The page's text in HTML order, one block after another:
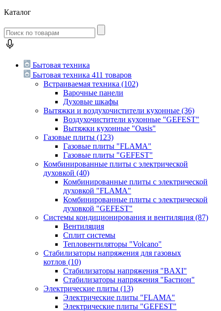
Каталог
Бытовая техника
Бытовая техника 411 товаров
Встраиваемая техника (102)
Варочные панели
Духовые шкафы
Вытяжки и воздухочистители кухонные (36)
Воздухочистители кухонные "GEFEST"
Вытяжки кухонные "Oasis"
Газовые плиты (123)
Газовые плиты "FLAMA"
Газовые плиты "GEFEST"
Комбинированные плиты с электрической
духовкой (40)
Комбинированные плиты с электрической
духовкой "FLAMA"
Комбинированные плиты с электрической
духовкой "GEFEST"
Системы кондиционирования и вентиляция (87)
Вентиляция
Сплит системы
Тепловентиляторы "Volcano"
Стабилизаторы напряжения для газовых
котлов (10)
Стабилизаторы напряжения "BAXI"
Стабилизаторы напряжения "Бастион"
Электрические плиты (13)
Электрические плиты "FLAMA"
Электрические плиты "GEFEST"